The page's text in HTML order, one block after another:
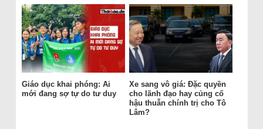
Giáo dục khai phóng: Ai
mới đang sợ tự do tư duy
Xe sang vô giá: Đặc quyền
cho lãnh đạo hay củng cố
hậu thuẫn chính trị cho Tô
Lâm?